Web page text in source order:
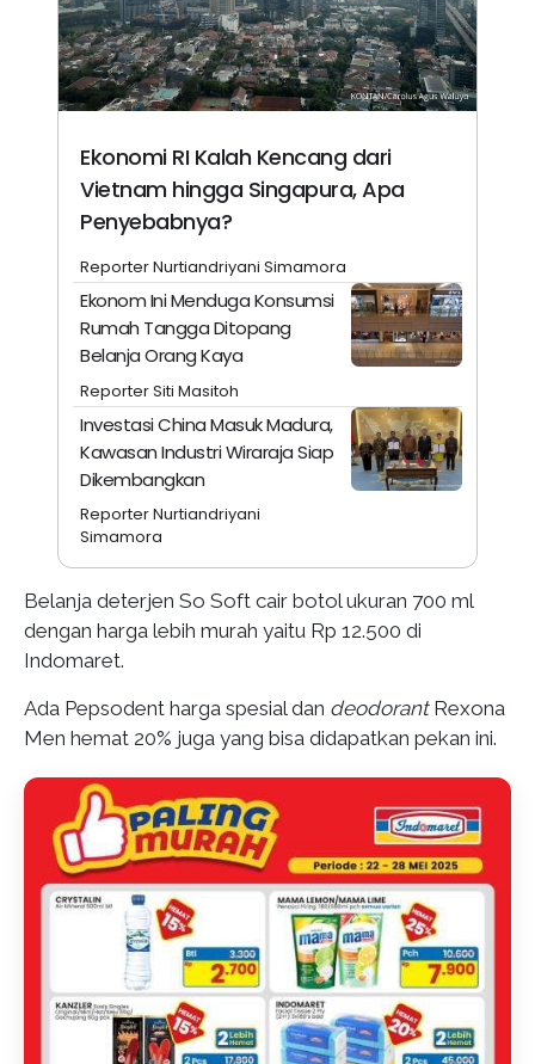
Ekonomi RI Kalah Kencang dari
Vietnam hingga Singapura, Apa
Penyebabnya?
Reporter Nurtiandriyani Simamora
Ekonom Ini Menduga Konsumsi
Rumah Tangga Ditopang
Belanja Orang Kaya
Reporter Siti Masitoh
Investasi China Masuk Madura,
Kawasan Industri Wiraraja Siap
Dikembangkan
Reporter Nurtiandriyani
Simamora
Belanja deterjen So Soft cair botol ukuran 700 ml
dengan harga lebih murah yaitu Rp 12.500 di
Indomaret.
Ada Pepsodent harga spesial dan deodorant Rexona
Men hemat 20% juga yang bisa didapatkan pekan ini.